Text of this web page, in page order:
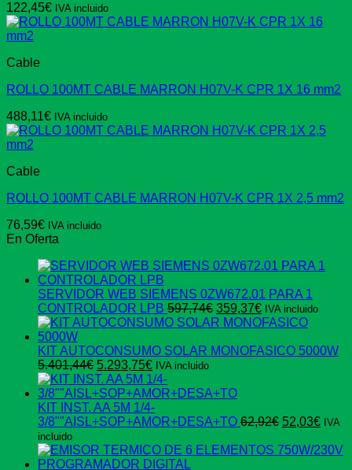
122,45€ IVA incluido
Cable
ROLLO 100MT CABLE MARRON H07V-K CPR 1X 16 mm2
488,11€ IVA incluido
Cable
ROLLO 100MT CABLE MARRON H07V-K CPR 1X 2,5 mm2
76,59€ IVA incluido
En Oferta
SERVIDOR WEB SIEMENS 0ZW672.01 PARA 1
CONTROLADOR LPB 597,74€ El
precio
era:
359,37€El
precio
es:
IVA incluido
KIT AUTOCONSUMO SOLAR MONOFASICO 5000W
5.401,44€ El
precio
original
era:
5.401,44€.
5.293,75€El
precio
actual
es:
5.293,75€.
IVA incluido
KIT INST. AA 5M 1/4-
3/8""AISL+SOP+AMOR+DESA+TO 62,92€ El
original
52,03€ElIVA
incluido